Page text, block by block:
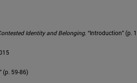
Identity and Belonging. “Introduction” (p.
(p. 59-86)